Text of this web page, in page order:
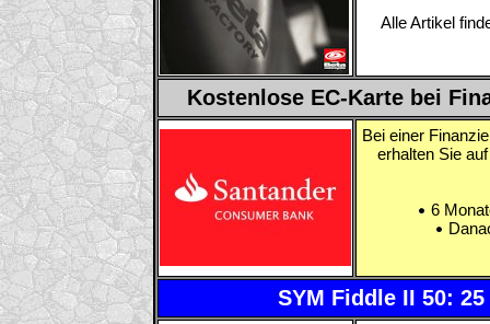
Alle Artikel
Kostenlose EC-Karte bei
Bei einer
erhalten Sie
6
SYM Fiddle II 50: